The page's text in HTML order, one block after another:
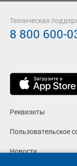
Реквизиты
Пользовательское
Новости
Техническая
8 800 600-